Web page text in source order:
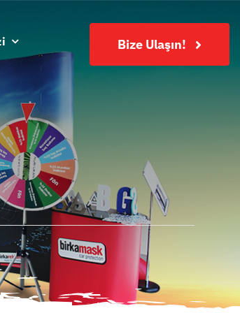
Bize Ulaşın!